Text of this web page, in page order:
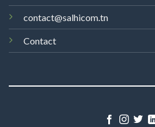
contact@salhicom.tn
Contact